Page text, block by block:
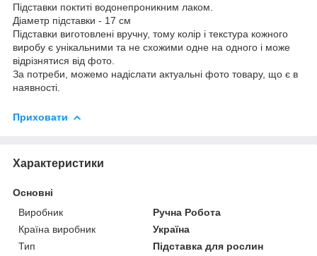
Підставки поктиті водонепроникним лаком.
Діаметр підставки - 17 см
Підставки виготовлені вручну, тому колір і текстура кожного
виробу є унікальними та не схожими одне на одного і може
відрізнятися від фото.
За потреби, можемо надіслати актуальні фото товару, що є в
наявності.
Приховати
Характеристики
Основні
Виробник
Ручна Робота
Країна виробник
Україна
Тип
Підставка для рослин